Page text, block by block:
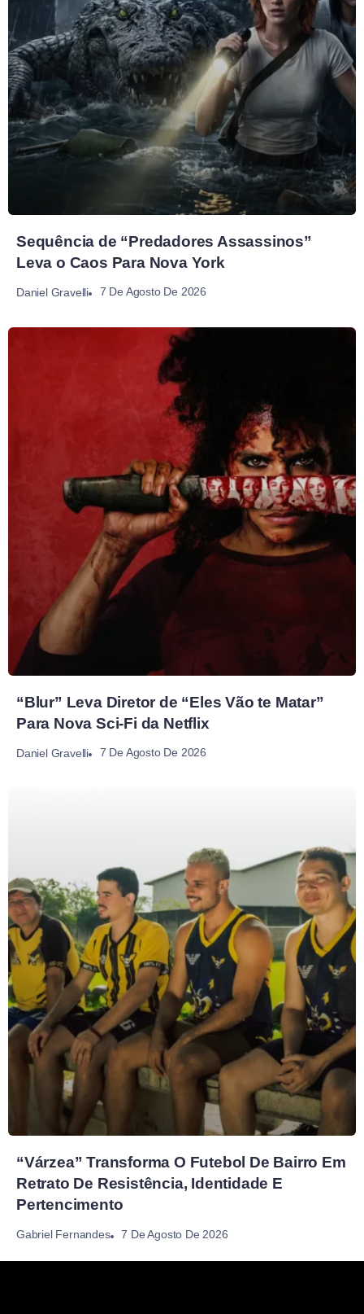
Sequência de “Predadores Assassinos”
Leva o Caos Para Nova York
Daniel Gravelli 7 De Agosto De 2026
“Blur” Leva Diretor de “Eles Vão te Matar”
Para Nova Sci-Fi da Netflix
Daniel Gravelli 7 De Agosto De 2026
“Várzea” Transforma O Futebol De Bairro Em
Retrato De Resistência, Identidade E
Pertencimento
Gabriel Fernandes 7 De Agosto De 2026